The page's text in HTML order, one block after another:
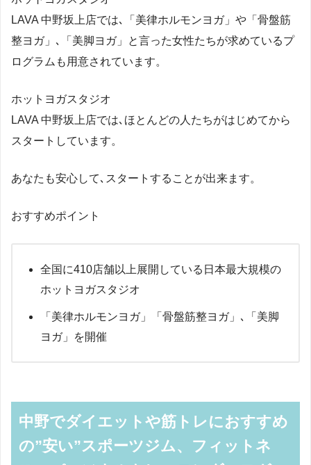
LAVA 中野坂上店では､「美律ホルモンヨガ」や「骨盤筋
整ヨガ」､「美脚ヨガ」と言った女性たちが求めているプ
ログラムも用意されています。
ホットヨガスタジオ
LAVA 中野坂上店では､ほとんどの人たちがはじめてから
スタートしています。
あなたも安心して､スタートすることが出来ます。
おすすめポイント
全国に410店舗以上展開している日本最大規模の
ホットヨガスタジオ
「美律ホルモンヨガ」「骨盤筋整ヨガ」､「美脚
ヨガ」を開催
中野でダイエットや筋トレにおすすめ
の”安い”スポーツジム、フィットネ